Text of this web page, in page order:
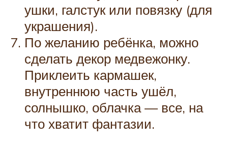
ушки, галстук или повязку (для
украшения).
По желанию ребёнка, можно
сделать декор медвежонку.
Приклеить кармашек,
внутреннюю часть ушёл,
солнышко, облачка — все, на
что хватит фантазии.